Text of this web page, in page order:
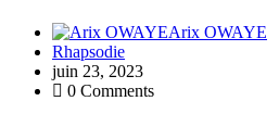
Arix OWAYE
Rhapsodie
juin 23, 2023
0 Comments